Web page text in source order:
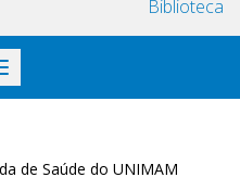
Biblioteca
de Saúde do UNIMAM